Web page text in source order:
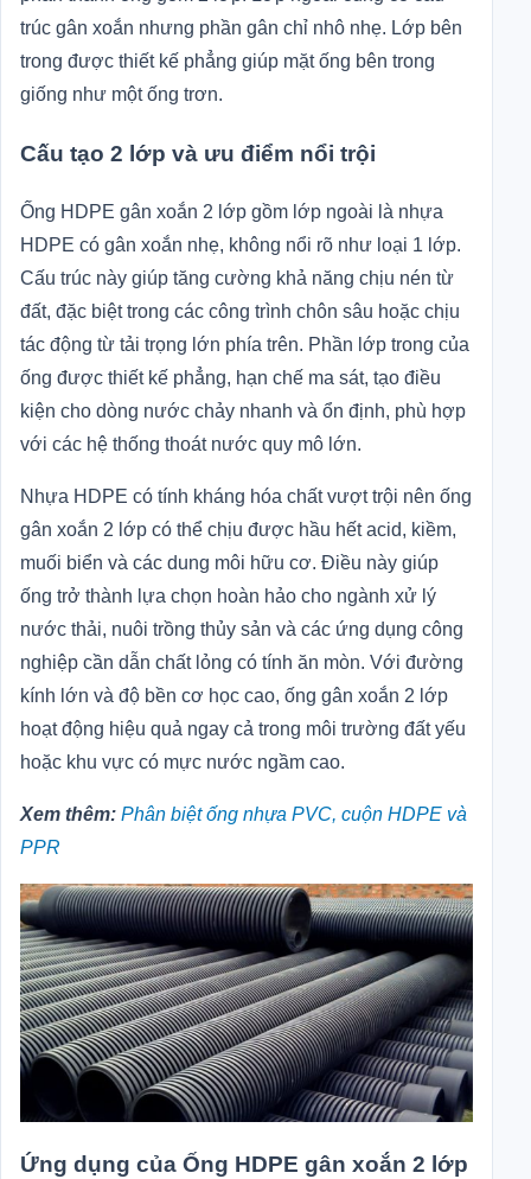
trúc gân xoắn nhưng phần gân chỉ nhô nhẹ. Lớp bên
trong được thiết kế phẳng giúp mặt ống bên trong
giống như một ống trơn.
Cấu tạo 2 lớp và ưu điểm nổi trội
Ống HDPE gân xoắn 2 lớp gồm lớp ngoài là nhựa
HDPE có gân xoắn nhẹ, không nổi rõ như loại 1 lớp.
Cấu trúc này giúp tăng cường khả năng chịu nén từ
đất, đặc biệt trong các công trình chôn sâu hoặc chịu
tác động từ tải trọng lớn phía trên. Phần lớp trong của
ống được thiết kế phẳng, hạn chế ma sát, tạo điều
kiện cho dòng nước chảy nhanh và ổn định, phù hợp
với các hệ thống thoát nước quy mô lớn.
Nhựa HDPE có tính kháng hóa chất vượt trội nên ống
gân xoắn 2 lớp có thể chịu được hầu hết acid, kiềm,
muối biển và các dung môi hữu cơ. Điều này giúp
ống trở thành lựa chọn hoàn hảo cho ngành xử lý
nước thải, nuôi trồng thủy sản và các ứng dụng công
nghiệp cần dẫn chất lỏng có tính ăn mòn. Với đường
kính lớn và độ bền cơ học cao, ống gân xoắn 2 lớp
hoạt động hiệu quả ngay cả trong môi trường đất yếu
hoặc khu vực có mực nước ngầm cao.
Xem thêm: Phân biệt ống nhựa PVC, cuộn HDPE và
PPR
Ứng dụng của Ống HDPE gân xoắn 2 lớp